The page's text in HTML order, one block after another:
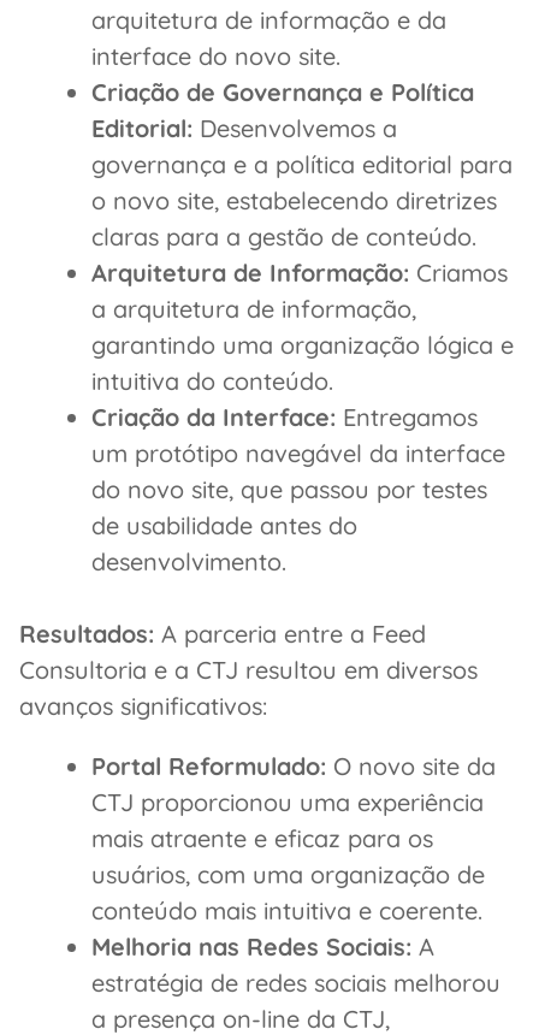
arquitetura de informação e da
interface do novo site.
Criação de Governança e Política
Editorial: Desenvolvemos a
governança e a política editorial para
o novo site, estabelecendo diretrizes
claras para a gestão de conteúdo.
Arquitetura de Informação: Criamos
a arquitetura de informação,
garantindo uma organização lógica e
intuitiva do conteúdo.
Criação da Interface: Entregamos
um protótipo navegável da interface
do novo site, que passou por testes
de usabilidade antes do
desenvolvimento.
Resultados: A parceria entre a Feed
Consultoria e a CTJ resultou em diversos
avanços significativos:
Portal Reformulado: O novo site da
CTJ proporcionou uma experiência
mais atraente e eficaz para os
usuários, com uma organização de
conteúdo mais intuitiva e coerente.
Melhoria nas Redes Sociais: A
estratégia de redes sociais melhorou
a presença on-line da CTJ,